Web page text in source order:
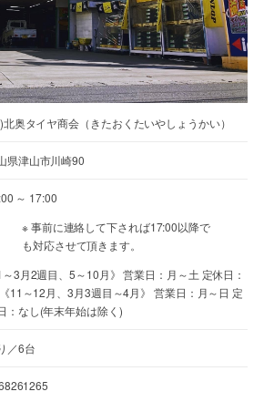
北奥タイヤ商会（きたおくたいやしょうかい）
県津山市川崎90
～ 17:00
※ 事前に連絡して下されば17:00以降で
も対応させて頂きます。
～3月2週目、5～10月》 営業日：月～土 定休日：
11～12月、3月3週目～4月》 営業日：月～日 定
：なし(年末年始は除く)
／6台